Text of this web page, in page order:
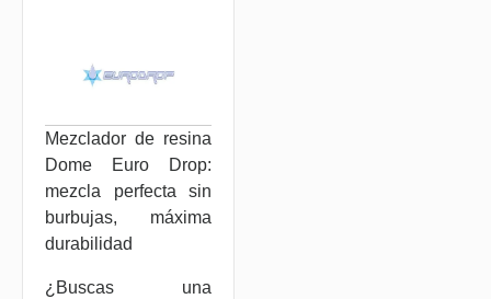
Mezclador de resina
Dome Euro Drop:
mezcla perfecta sin
burbujas, máxima
durabilidad
¿Buscas una